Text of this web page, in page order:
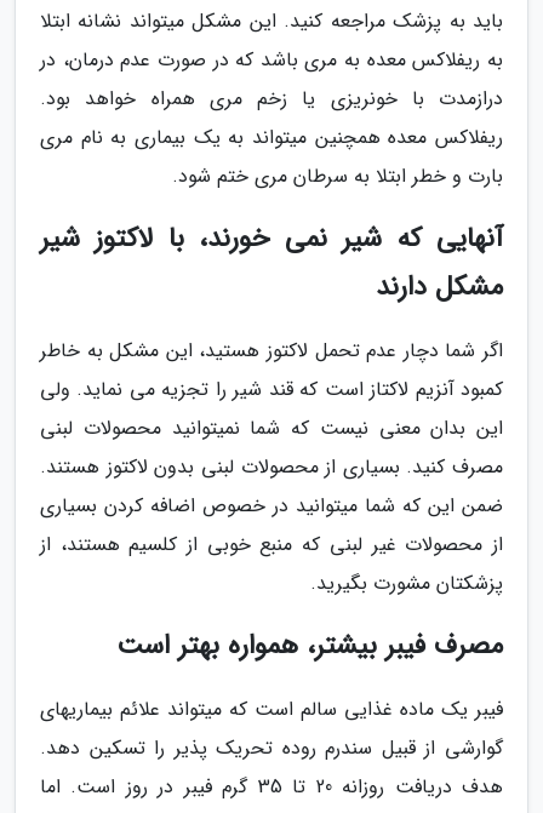
باید به پزشک مراجعه کنید. این مشکل میتواند نشانه ابتلا
به ریفلاکس معده به مری باشد که در صورت عدم درمان، در
درازمدت با خونریزی یا زخم مری همراه خواهد بود.
ریفلاکس معده همچنین میتواند به یک بیماری به نام مری
بارت و خطر ابتلا به سرطان مری ختم شود.
آنهایی که شیر نمی خورند، با لاکتوز شیر
مشکل دارند
اگر شما دچار عدم تحمل لاکتوز هستید، این مشکل به خاطر
کمبود آنزیم لاکتاز است که قند شیر را تجزیه می نماید. ولی
این بدان معنی نیست که شما نمیتوانید محصولات لبنی
مصرف کنید. بسیاری از محصولات لبنی بدون لاکتوز هستند.
ضمن این که شما میتوانید در خصوص اضافه کردن بسیاری
از محصولات غیر لبنی که منبع خوبی از کلسیم هستند، از
پزشکتان مشورت بگیرید.
مصرف فیبر بیشتر، همواره بهتر است
فیبر یک ماده غذایی سالم است که میتواند علائم بیماریهای
گوارشی از قبیل سندرم روده تحریک پذیر را تسکین دهد.
هدف دریافت روزانه 20 تا 35 گرم فیبر در روز است. اما